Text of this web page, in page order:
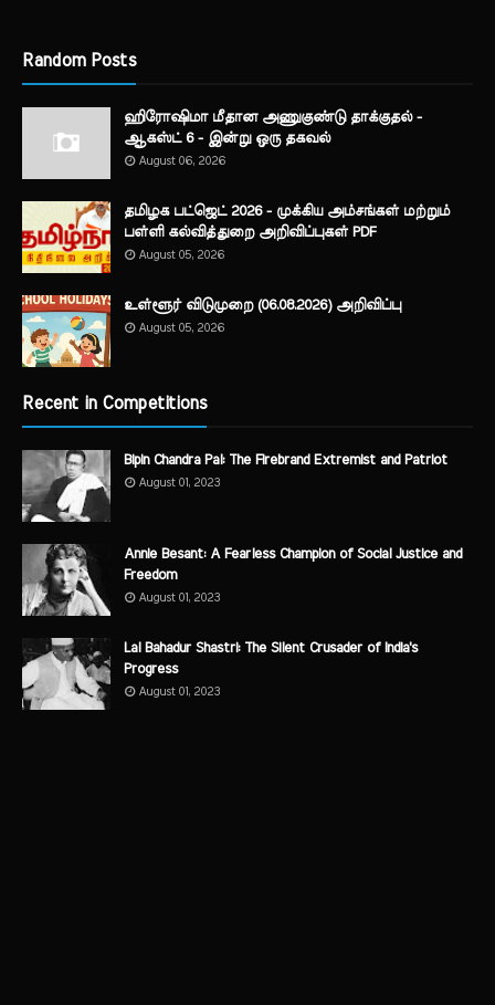
Random Posts
ஹிரோஷிமா மீதான அணுகுண்டு தாக்குதல் -
ஆகஸ்ட் 6 - இன்று ஒரு தகவல்
August 06, 2026
தமிழக பட்ஜெட் 2026 - முக்கிய அம்சங்கள் மற்றும்
பள்ளி கல்வித்துறை அறிவிப்புகள் PDF
August 05, 2026
உள்ளூர் விடுமுறை (06.08.2026) அறிவிப்பு
August 05, 2026
Recent in Competitions
Bipin Chandra Pal: The Firebrand Extremist and Patriot
August 01, 2023
Annie Besant: A Fearless Champion of Social Justice and
Freedom
August 01, 2023
Lal Bahadur Shastri: The Silent Crusader of India's
Progress
August 01, 2023